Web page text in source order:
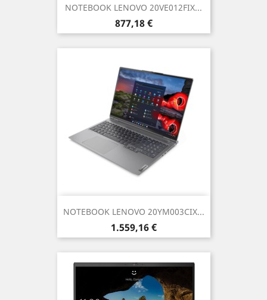
NOTEBOOK LENOVO 20VE012FIX...
Prezzo
877,18 €
NOTEBOOK LENOVO 20YM003CIX...
Prezzo
1.559,16 €